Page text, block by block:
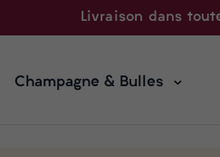
Livraison dans
Champagne & Bulles